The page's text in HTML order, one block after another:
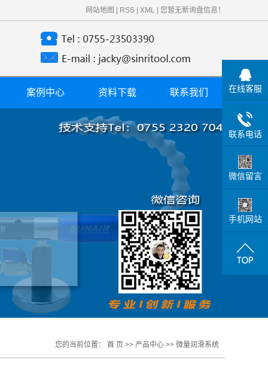
网站地图 RSS XML 您暂无新询盘信息！
案例中心 资料下载 联系我们
您的当前位置： 首 页 >> 产品中心 >> 微量润滑系统
在线客服
联系电话
微信留言
手机网站